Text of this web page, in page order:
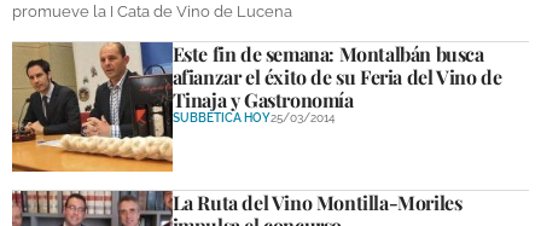
promueve la I Cata de Vino de Lucena
Este fin de semana: Montalbán busca
afianzar el éxito de su Feria del Vino de
Tinaja y Gastronomía
SUBBÉTICA HOY25/03/2014
La Ruta del Vino Montilla-Moriles